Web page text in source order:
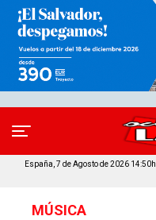
España, 7 de Agosto de 2026 14:50h
MÚSICA